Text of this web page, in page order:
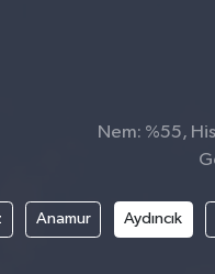
Nem: %55,
Anamur Aydıncık